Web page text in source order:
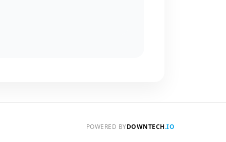
POWERED BYDOWNTECH.IO